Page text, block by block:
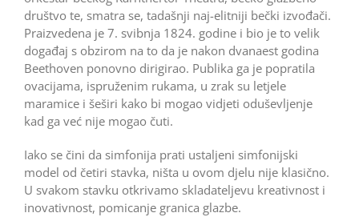
društvo te, smatra se, tadašnji naj-elitniji bečki izvođači.
Praizvedena je 7. svibnja 1824. godine i bio je to velik
događaj s obzirom na to da je nakon dvanaest godina
Beethoven ponovno dirigirao. Publika ga je popratila
ovacijama, ispruženim rukama, u zrak su letjele
maramice i šeširi kako bi mogao vidjeti oduševljenje
kad ga već nije mogao čuti.
Iako se čini da simfonija prati ustaljeni simfonijski
model od četiri stavka, ništa u ovom djelu nije klasično.
U svakom stavku otkrivamo skladateljevu kreativnost i
inovativnost, pomicanje granica glazbe.